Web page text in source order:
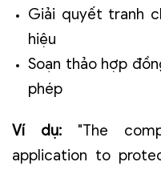
Giải quyết tranh
hiệu
Soạn thảo hợp
phép
Ví dụ:
"The
application to